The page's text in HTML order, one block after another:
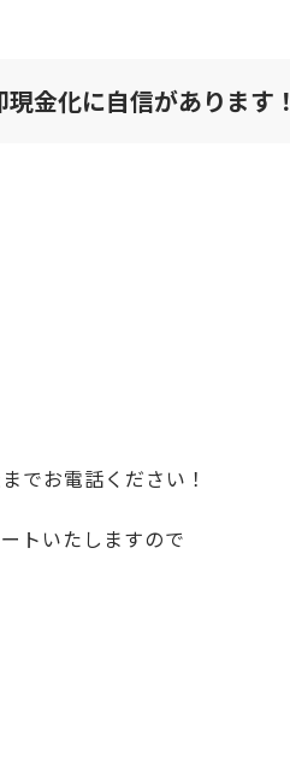
金化に自信があります！
でお電話ください！
トいたしますので